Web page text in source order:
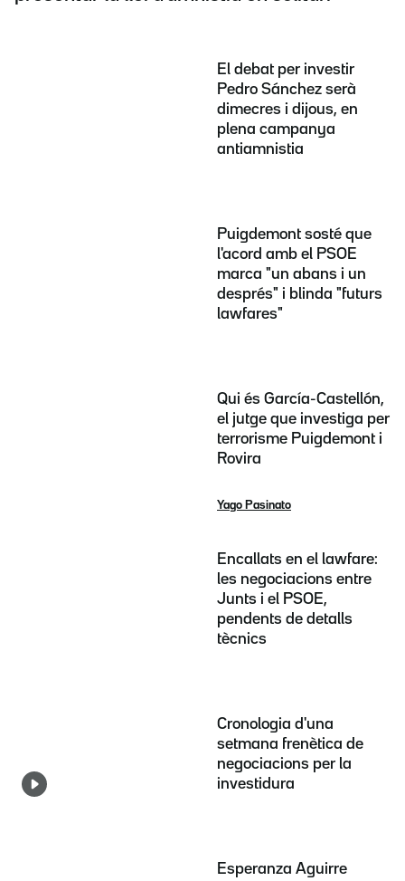
El debat per investir
Pedro Sánchez serà
dimecres i dijous, en
plena campanya
antiamnistia
Puigdemont sosté que
l'acord amb el PSOE
marca "un abans i un
després" i blinda "futurs
lawfares"
Qui és García-Castellón,
el jutge que investiga per
terrorisme Puigdemont i
Rovira
Yago Pasinato
Encallats en el lawfare:
les negociacions entre
Junts i el PSOE,
pendents de detalls
tècnics
Cronologia d'una
setmana frenètica de
negociacions per la
investidura
Esperanza Aguirre